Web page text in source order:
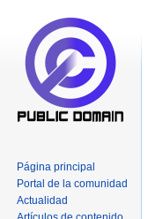
Página principal
Portal de la comunidad
Actualidad